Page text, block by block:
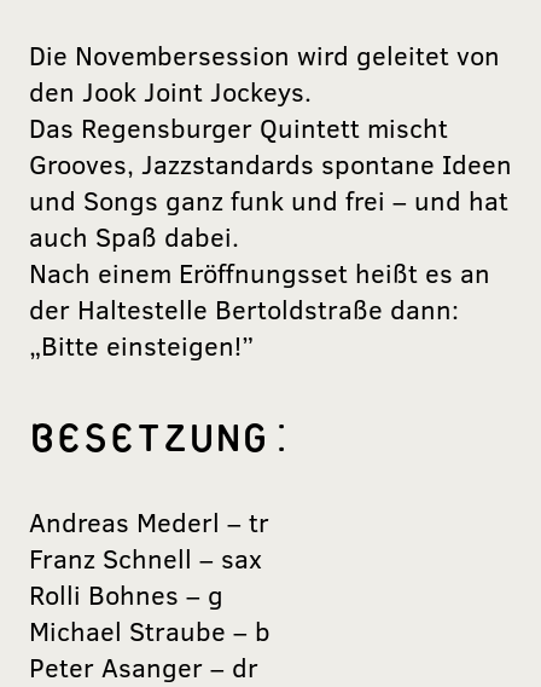
Die Novembersession wird geleitet von
den Jook Joint Jockeys.
Das Regensburger Quintett mischt
Grooves, Jazzstandards spontane Ideen
und Songs ganz funk und frei – und hat
auch Spaß dabei.
Nach einem Eröffnungsset heißt es an
der Haltestelle Bertoldstraße dann:
„Bitte einsteigen!”
BESETZUNG:
Andreas Mederl – tr
Franz Schnell – sax
Rolli Bohnes – g
Michael Straube – b
Peter Asanger – dr